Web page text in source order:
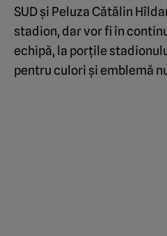
SUD și Peluza Cătălin
stadion, dar vor fi în
echipă, la porțile
pentru culori și emblemă